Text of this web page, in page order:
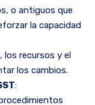
o antiguos que
la capacidad
los recursos y el
los cambios.
: